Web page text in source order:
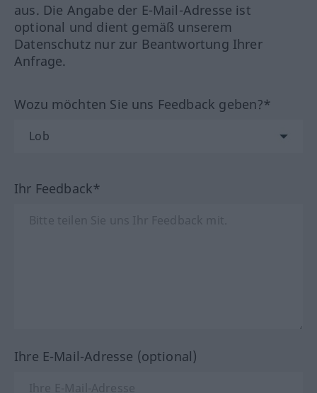
aus. Die Angabe der E-Mail-Adresse ist
optional und dient gemäß unserem
Datenschutz nur zur Beantwortung Ihrer
Anfrage.
Wozu möchten Sie uns Feedback geben?*
Ihr Feedback*
Ihre E-Mail-Adresse (optional)